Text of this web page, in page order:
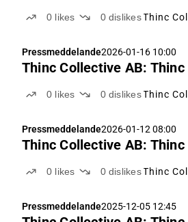
0 likes 0 dislikes Thinc
Pressmeddelande2026-01-16 10:00
Thinc Collective AB:
0 likes 0 dislikes Thinc
Pressmeddelande2026-01-12 08:00
Thinc Collective AB:
0 likes 0 dislikes Thinc
Pressmeddelande2025-12-05 12:45